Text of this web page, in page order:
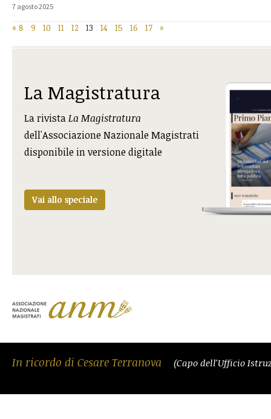
7 agosto 2025
« 8 9 10 11 12 13 14 15 16 17 »
La Magistratura
La rivistaLa Magistratura
dell'Associazione Nazionale Magistrati
disponibile in versione digitale
Vai allo speciale
In ricordo di Cesare Terranova (Capo dell'Ufficio